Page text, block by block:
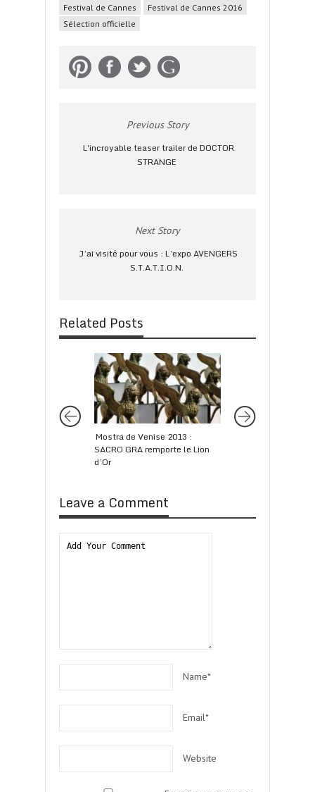
Festival de Cannes
Festival de Cannes 2016
Sélection officielle
Previous Story
L'incroyable teaser trailer de DOCTOR
STRANGE
Next Story
J’ai visité pour vous : L’expo AVENGERS
S.T.A.T.I.O.N.
Related Posts
Mostra de Venise 2013 :
SACRO GRA remporte le Lion
d’Or
Leave a Comment
Name*
Email*
Website